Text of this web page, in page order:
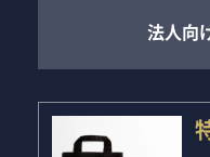
法人向